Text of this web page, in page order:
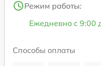
Режим работы:
Ежедневно с 9:00
Способы оплаты